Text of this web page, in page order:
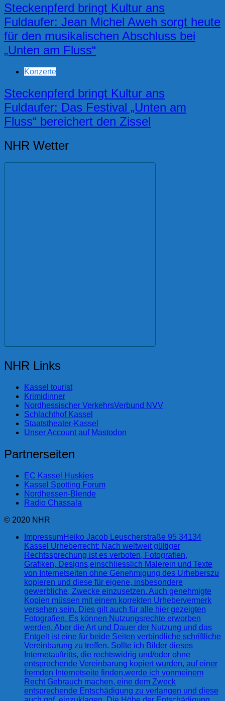
Steckenpferd bringt Kultur ans
Fuldaufer: Jean Michel Aweh sorgt heute
für den musikalischen Abschluss bei
„Unten am Fluss“
Konzerte
Steckenpferd bringt Kultur ans
Fuldaufer: Das Festival „Unten am
Fluss“ bereichert den Zissel
NHR Wetter
NHR Links
Kassel tourist
Krimidinner
Nordhessischer VerkehrsVerbund NVV
Schlachthof Kassel
Staatstheater-Kassel
Unser Account auf Mastodon
Partnerseiten
EC Kassel Huskies
Kassel Spotting Forum
Nordhessen-Blende
Radio Chassala
© 2020 NHR
ImpressumHeiko Jacob Leuscherstraße 95 34134
Kassel Urheberrecht: Nach weltweit gültiger
Rechtssprechung ist es verboten, Fotografien,
Grafiken, Designs,einschliesslich Malerein und Texte
von Internetseiten ohne Genehmigung des Urheberszu
kopieren und diese für eigene, insbesondere
gewerbliche, Zwecke einzusetzen. Auch genehmigte
Kopien müssen mit einem korrekten Urhebervermerk
versehen sein. Dies gilt auch für alle hier gezeigten
Fotografien. Es können Nutzungsrechte erworben
werden. Aber die Art und Dauer der Nutzung und das
Entgelt ist eine für beide Seiten verbindliche schriftliche
Vereinbarung zu treffen. Sollte ich Bilder dieses
Internetauftritts, die rechtswidrig und/oder ohne
entsprechende Vereinbarung kopiert wurden, auf einer
fremden Internetseite finden,werde ich vonmeinem
Recht Gebrauch machen, eine dem Zweck
entsprechende Entschädigung zu verlangen und diese